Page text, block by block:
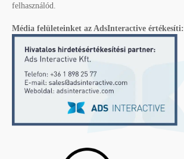
felhasználód.
Média felületeinket az AdsInteractive értékesíti: